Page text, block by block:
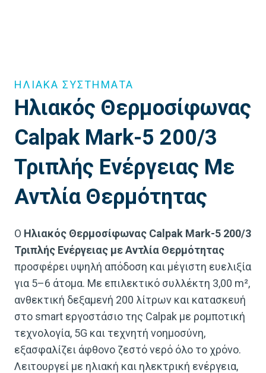
ΗΛΙΑΚΑ ΣΥΣΤΗΜΑΤΑ
Ηλιακός Θερμοσίφωνας
Calpak Mark-5 200/3
Τριπλής Ενέργειας Με
Αντλία Θερμότητας
Ο Ηλιακός Θερμοσίφωνας Calpak Mark-5 200/3
Τριπλής Ενέργειας με Αντλία Θερμότητας
προσφέρει υψηλή απόδοση και μέγιστη ευελιξία
για 5–6 άτομα. Με επιλεκτικό συλλέκτη 3,00 m²,
ανθεκτική δεξαμενή 200 λίτρων και κατασκευή
στο smart εργοστάσιο της Calpak με ρομποτική
τεχνολογία, 5G και τεχνητή νοημοσύνη,
εξασφαλίζει άφθονο ζεστό νερό όλο το χρόνο.
Λειτουργεί με ηλιακή και ηλεκτρική ενέργεια,